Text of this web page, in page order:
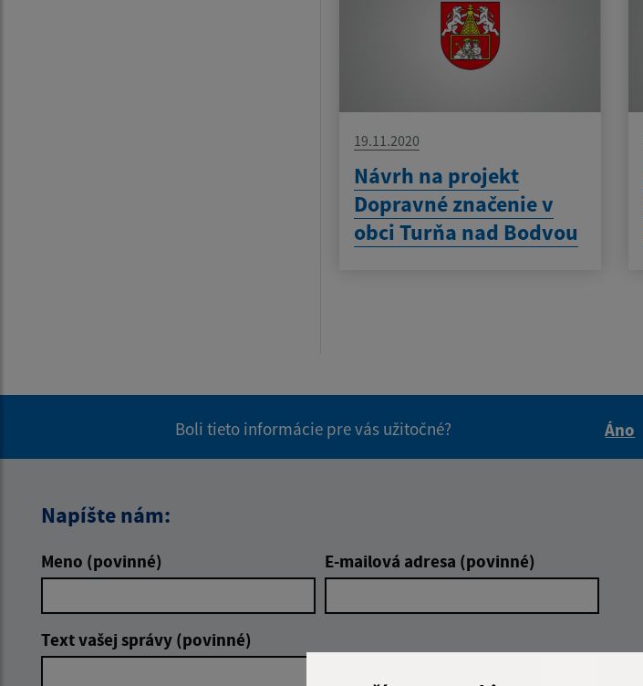
19.11.2020
Návrh na projekt
Dopravné značenie v
obci Turňa nad Bodvou
Boli tieto informácie pre vás užitočné?
Áno
Napíšte nám:
Meno (povinné) E-mailová adresa (povinné)
Text vašej správy (povinné)